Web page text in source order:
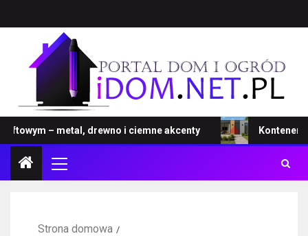
– metal, drewno i ciemne akcenty Kontener –
Strona domowa